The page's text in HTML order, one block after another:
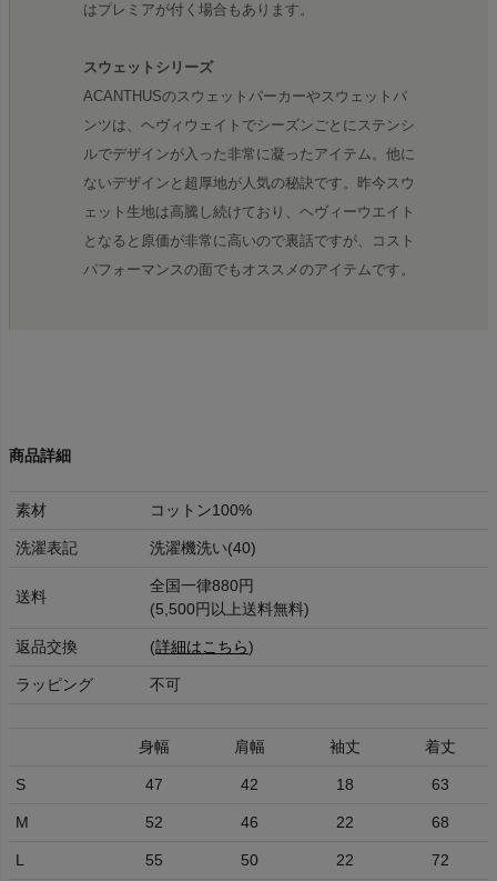
はプレミアが付く場合もあります。
スウェットシリーズ
ACANTHUSのスウェットパーカーやスウェットパ
ンツは、ヘヴィウェイトでシーズンごとにステンシ
ルでデザインが入った非常に凝ったアイテム。他に
ないデザインと超厚地が人気の秘訣です。昨今スウ
ェット生地は高騰し続けており、ヘヴィーウエイト
となると原価が非常に高いので裏話ですが、コスト
パフォーマンスの面でもオススメのアイテムです。
商品詳細
素材 コットン100%
洗濯表記 洗濯機洗い(40)
送料
全国一律880円
(5,500円以上送料無料)
返品交換 (詳細はこちら)
ラッピング 不可
身幅 肩幅 袖丈 着丈
S 47 42 18 63
M 52 46 22 68
L 55 50 22 72